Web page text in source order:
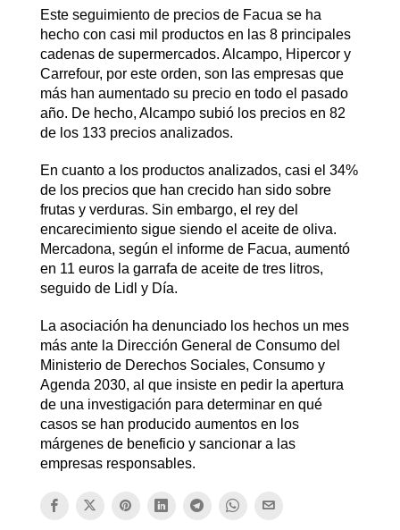
Este seguimiento de precios de Facua se ha
hecho con casi mil productos en las 8 principales
cadenas de supermercados. Alcampo, Hipercor y
Carrefour, por este orden, son las empresas que
más han aumentado su precio en todo el pasado
año. De hecho, Alcampo subió los precios en 82
de los 133 precios analizados.
En cuanto a los productos analizados, casi el 34%
de los precios que han crecido han sido sobre
frutas y verduras. Sin embargo, el rey del
encarecimiento sigue siendo el aceite de oliva.
Mercadona, según el informe de Facua, aumentó
en 11 euros la garrafa de aceite de tres litros,
seguido de Lidl y Día.
La asociación ha denunciado los hechos un mes
más ante la Dirección General de Consumo del
Ministerio de Derechos Sociales, Consumo y
Agenda 2030, al que insiste en pedir la apertura
de una investigación para determinar en qué
casos se han producido aumentos en los
márgenes de beneficio y sancionar a las
empresas responsables.